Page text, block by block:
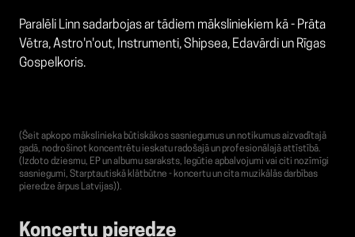
Paralēli Linn sadarbojas ar tādiem māksliniekiem kā - Prāta
Vētra, Astro'n'out, Instrumenti, Shipsea, Edavārdi un Rīgas
Gospelkoris.
(Šeit apkopo mākslinieka būtiskākos sasniegumus un notikumus aizvadītajā
gadā, nodrošinot koncentrētu ieskatu radošajā un profesionālajā attīstībā.
(Izdoto dziesmu, EP un albumu saraksts, Iegūtie apbalvojumi vai citi nozīmīgi
sasniegumi, Starptautiskā klātbūtne - koncertu un cita muzikālās darbības
pieredze ārpus Latvijas)).
Koncertu pieredze